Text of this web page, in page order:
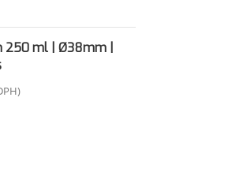
250 ml | Ø38mm |